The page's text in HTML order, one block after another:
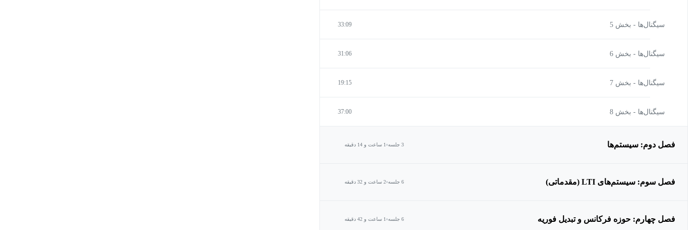
سیگنال‌ها - بخش 5 33:09
سیگنال‌ها - بخش 6 31:06
سیگنال‌ها - بخش 7 19:15
سیگنال‌ها - بخش 8 37:00
فصل دوم: سیستم‌ها 3 جلسه 1 ساعت و 14 دقیقه
فصل سوم: سیستم‌های LTI (مقدماتی) 6 جلسه 2 ساعت و 32 دقیقه
فصل چهارم: حوزه فرکانس و تبدیل فوریه 6 جلسه 1 ساعت و 42 دقیقه